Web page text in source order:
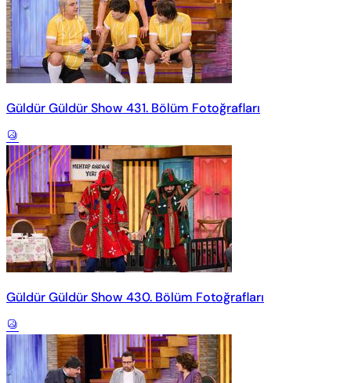
Güldür Güldür Show 431. Bölüm Fotoğrafları
Güldür Güldür Show 430. Bölüm Fotoğrafları